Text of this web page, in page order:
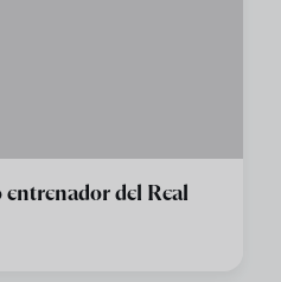
entrenador del Real